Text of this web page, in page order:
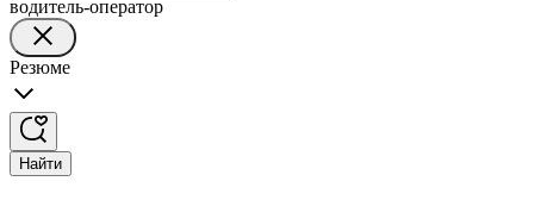
водитель-оператор
Резюме
Найти